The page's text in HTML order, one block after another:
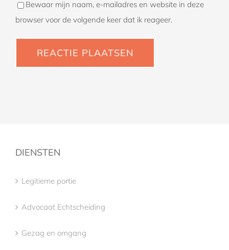
Bewaar mijn naam, e-mailadres en website in deze
browser voor de volgende keer dat ik reageer.
DIENSTEN
Legitieme portie
Advocaat Echtscheiding
Gezag en omgang